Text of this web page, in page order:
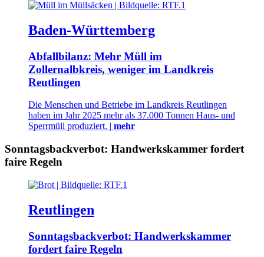
Baden-Württemberg
Abfallbilanz: Mehr Müll im
Zollernalbkreis, weniger im Landkreis
Reutlingen
Die Menschen und Betriebe im Landkreis Reutlingen
haben im Jahr 2025 mehr als 37.000 Tonnen Haus- und
Sperrmüll produziert. | mehr
Sonntagsbackverbot: Handwerkskammer fordert
faire Regeln
Reutlingen
Sonntagsbackverbot: Handwerkskammer
fordert faire Regeln